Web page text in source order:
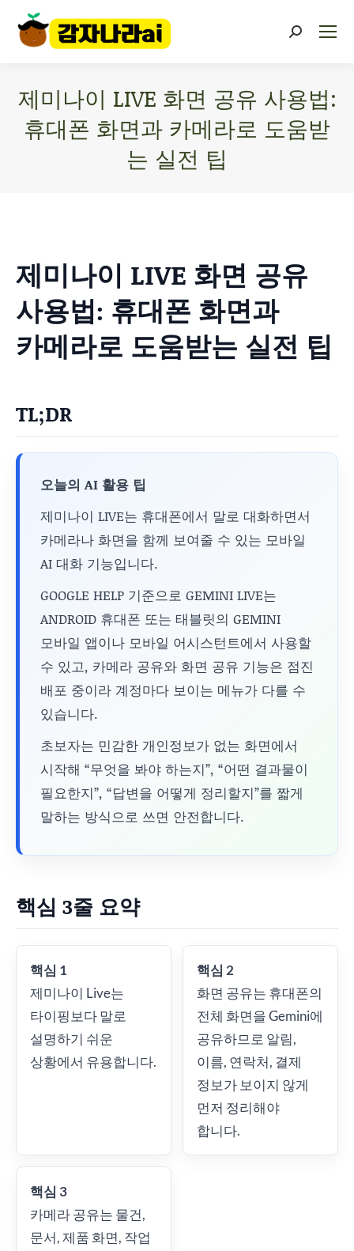
제미나이 LIVE 화면 공유 사용법:
휴대폰 화면과 카메라로 도움받
는 실전 팁
제미나이 LIVE 화면 공유
사용법: 휴대폰 화면과
카메라로 도움받는 실전 팁
TL;DR
오늘의 AI 활용 팁
제미나이 LIVE는 휴대폰에서 말로 대화하면서
카메라나 화면을 함께 보여줄 수 있는 모바일
AI 대화 기능입니다.
GOOGLE HELP 기준으로 GEMINI LIVE는
ANDROID 휴대폰 또는 태블릿의 GEMINI
모바일 앱이나 모바일 어시스턴트에서 사용할
수 있고, 카메라 공유와 화면 공유 기능은 점진
배포 중이라 계정마다 보이는 메뉴가 다를 수
있습니다.
초보자는 민감한 개인정보가 없는 화면에서
시작해 “무엇을 봐야 하는지”, “어떤 결과물이
필요한지”, “답변을 어떻게 정리할지”를 짧게
말하는 방식으로 쓰면 안전합니다.
핵심 3줄 요약
핵심 1
제미나이 Live는
타이핑보다 말로
설명하기 쉬운
상황에서 유용합니다.
핵심 2
화면 공유는 휴대폰의
전체 화면을 Gemini에
공유하므로 알림,
이름, 연락처, 결제
정보가 보이지 않게
먼저 정리해야
합니다.
핵심 3
카메라 공유는 물건,
문서, 제품 화면, 작업